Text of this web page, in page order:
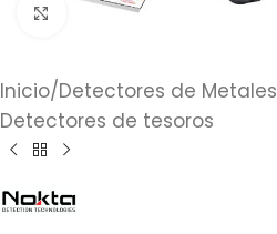
Click to enlarge
Inicio/Detectores de Metales
Detectores de tesoros